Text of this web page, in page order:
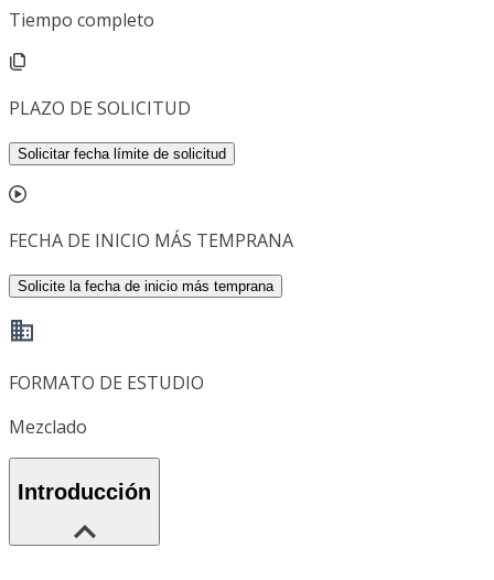
Tiempo completo
PLAZO DE SOLICITUD
Solicitar fecha límite de solicitud
FECHA DE INICIO MÁS TEMPRANA
Solicite la fecha de inicio más temprana
FORMATO DE ESTUDIO
Mezclado
Introducción